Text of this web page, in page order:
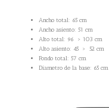
Ancho total: 65 cm
Ancho asiento: 51 cm
Alto total: 96 > 103 cm
Alto asiento: 45 > 52 cm
Fondo total: 57 cm
Diametro de la base: 65 cm